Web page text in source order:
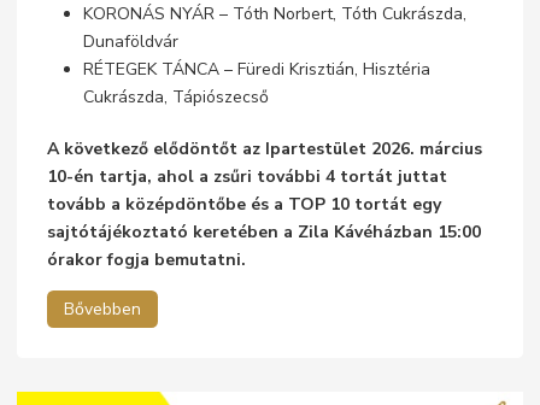
KORONÁS NYÁR – Tóth Norbert, Tóth Cukrászda,
Dunaföldvár
RÉTEGEK TÁNCA – Füredi Krisztián, Hisztéria
Cukrászda, Tápiószecső
A következő elődöntőt az Ipartestület 2026. március
10-én tartja, ahol a zsűri további 4 tortát juttat
tovább a középdöntőbe és a TOP 10 tortát egy
sajtótájékoztató keretében a Zila Kávéházban 15:00
órakor fogja bemutatni.
Bővebben